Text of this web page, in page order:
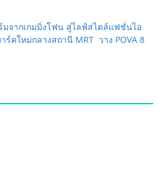
มจากเกมมิ่งโฟน สู่ไลฟ์สไตล์แฟชั่นไอ
คใหม่กลางสถานี MRT วาง POVA 8